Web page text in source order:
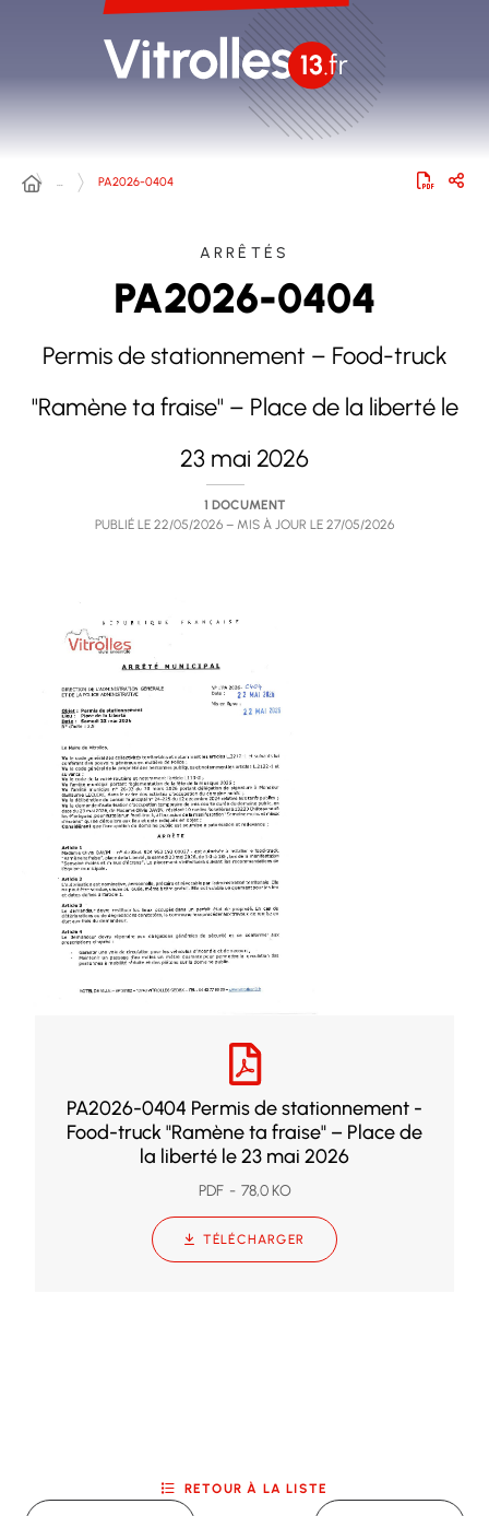
… PA2026-0404
ARRÊTÉS
PA2026-0404
Permis de stationnement – Food-truck
"Ramène ta fraise" – Place de la liberté le
23 mai 2026
1 DOCUMENT
PUBLIÉ LE 22/05/2026 – MIS À JOUR LE 27/05/2026
PA2026-0404 Permis de stationnement -
Food-truck "Ramène ta fraise" – Place de
la liberté le 23 mai 2026
PDF 78,0 KO
TÉLÉCHARGER
RETOUR À LA LISTE